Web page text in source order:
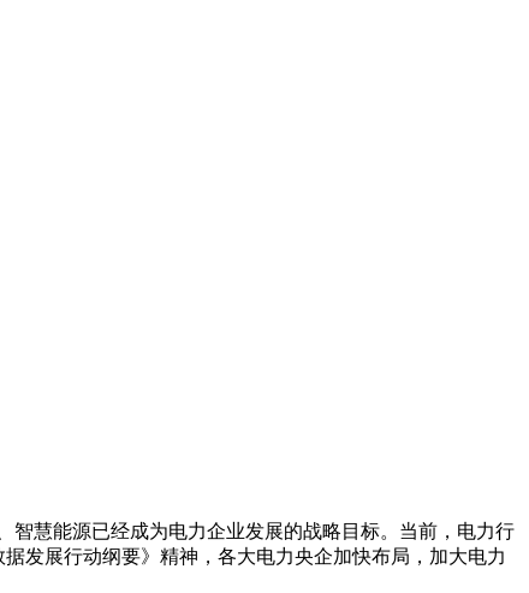
智慧能源已经成为电力企业发展的战略目标。当前，电力行
发展行动纲要》精神，各大电力央企加快布局，加大电力